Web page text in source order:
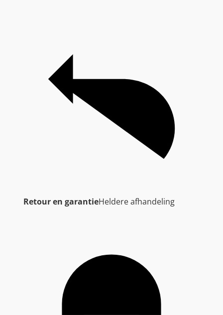
Retour en garantieHeldere afhandeling